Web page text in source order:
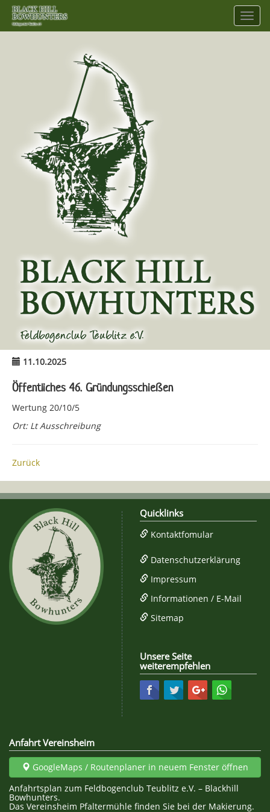
11.10.2025
Öffentliches 46. Gründungsschießen
Wertung 20/10/5
Ort: Lt Ausschreibung
Zurück
Quicklinks
Kontaktfomular
Datenschutzerklärung
Impressum
Informationen / E-Mail
Sitemap
Unsere Seite
weiterempfehlen
FacebookTwitter Google+
Anfahrt Vereinsheim
GoogleMaps / Routenplaner in neuem Fenster öffnen
Anfahrtsplan zum Feldbogenclub Teublitz e.V. – Blackhill
Bowhunters.
Das Vereinsheim Pfaltermühle finden Sie bei der Makierung.